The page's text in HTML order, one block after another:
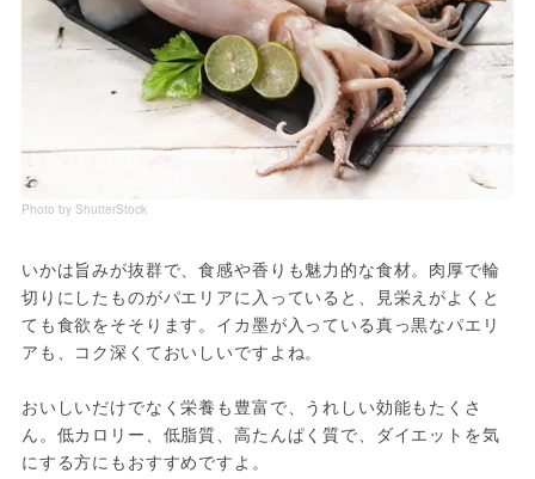
Photo by ShutterStock
いかは旨みが抜群で、食感や香りも魅力的な食材。肉厚で輪
切りにしたものがパエリアに入っていると、見栄えがよくと
ても食欲をそそります。イカ墨が入っている真っ黒なパエリ
アも、コク深くておいしいですよね。
おいしいだけでなく栄養も豊富で、うれしい効能もたくさ
ん。低カロリー、低脂質、高たんぱく質で、ダイエットを気
にする方にもおすすめですよ。